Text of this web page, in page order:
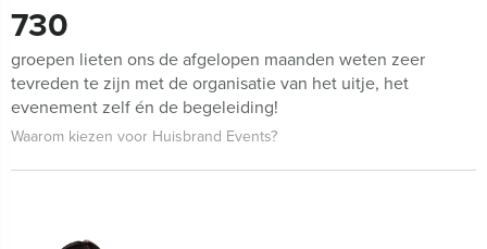
730
groepen lieten ons de afgelopen maanden weten zeer
tevreden te zijn met de organisatie van het uitje, het
evenement zelf én de begeleiding!
Waarom kiezen voor Huisbrand Events?